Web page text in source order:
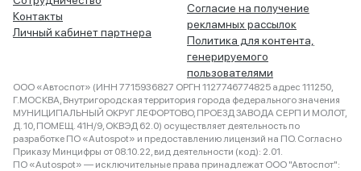
Контакты
Личный кабинет партнера
Согласие на получение
рекламных рассылок
Политика для контента,
генерируемого
пользователями
ООО «Автоспот» (ИНН 7715936827 ОРГН 1127746774825 адрес 111250,
Г.МОСКВА, Внутригородская территория города федерального значения
МУНИЦИПАЛЬНЫЙ ОКРУГ ЛЕФОРТОВО, ПРОЕЗД ЗАВОДА СЕРП И МОЛОТ,
Д. 10, ПОМЕЩ. 41Н/9, ОКВЭД 62.0) осуществляет деятельность по
разработке ПО «Autospot» и предоставлению лицензий на ПО. Согласно
Приказу Минцифры от 08.10.22, вид деятельности (код): 2.01.
ПО «Autospot» — исключительные права принадлежат ООО "Автоспот":